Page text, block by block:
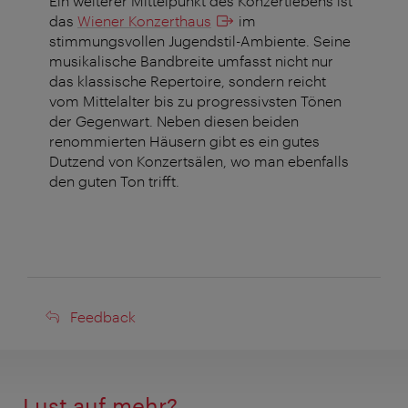
das Wiener Konzerthaus
im
stimmungsvollen Jugendstil-Ambiente. Seine
musikalische Bandbreite umfasst nicht nur
das klassische Repertoire, sondern reicht
vom Mittelalter bis zu progressivsten Tönen
der Gegenwart. Neben diesen beiden
renommierten Häusern gibt es ein gutes
Dutzend von Konzertsälen, wo man ebenfalls
den guten Ton trifft.
Feedback
Feedback